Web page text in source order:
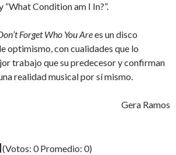
“What Condition am I In?”.
Forget Who You Arees un disco
optimismo, con cualidades que lo
trabajo que su predecesor y confirman
realidad musical por sí mismo.
Gera Ramos
(Votos: 0Promedio: 0)